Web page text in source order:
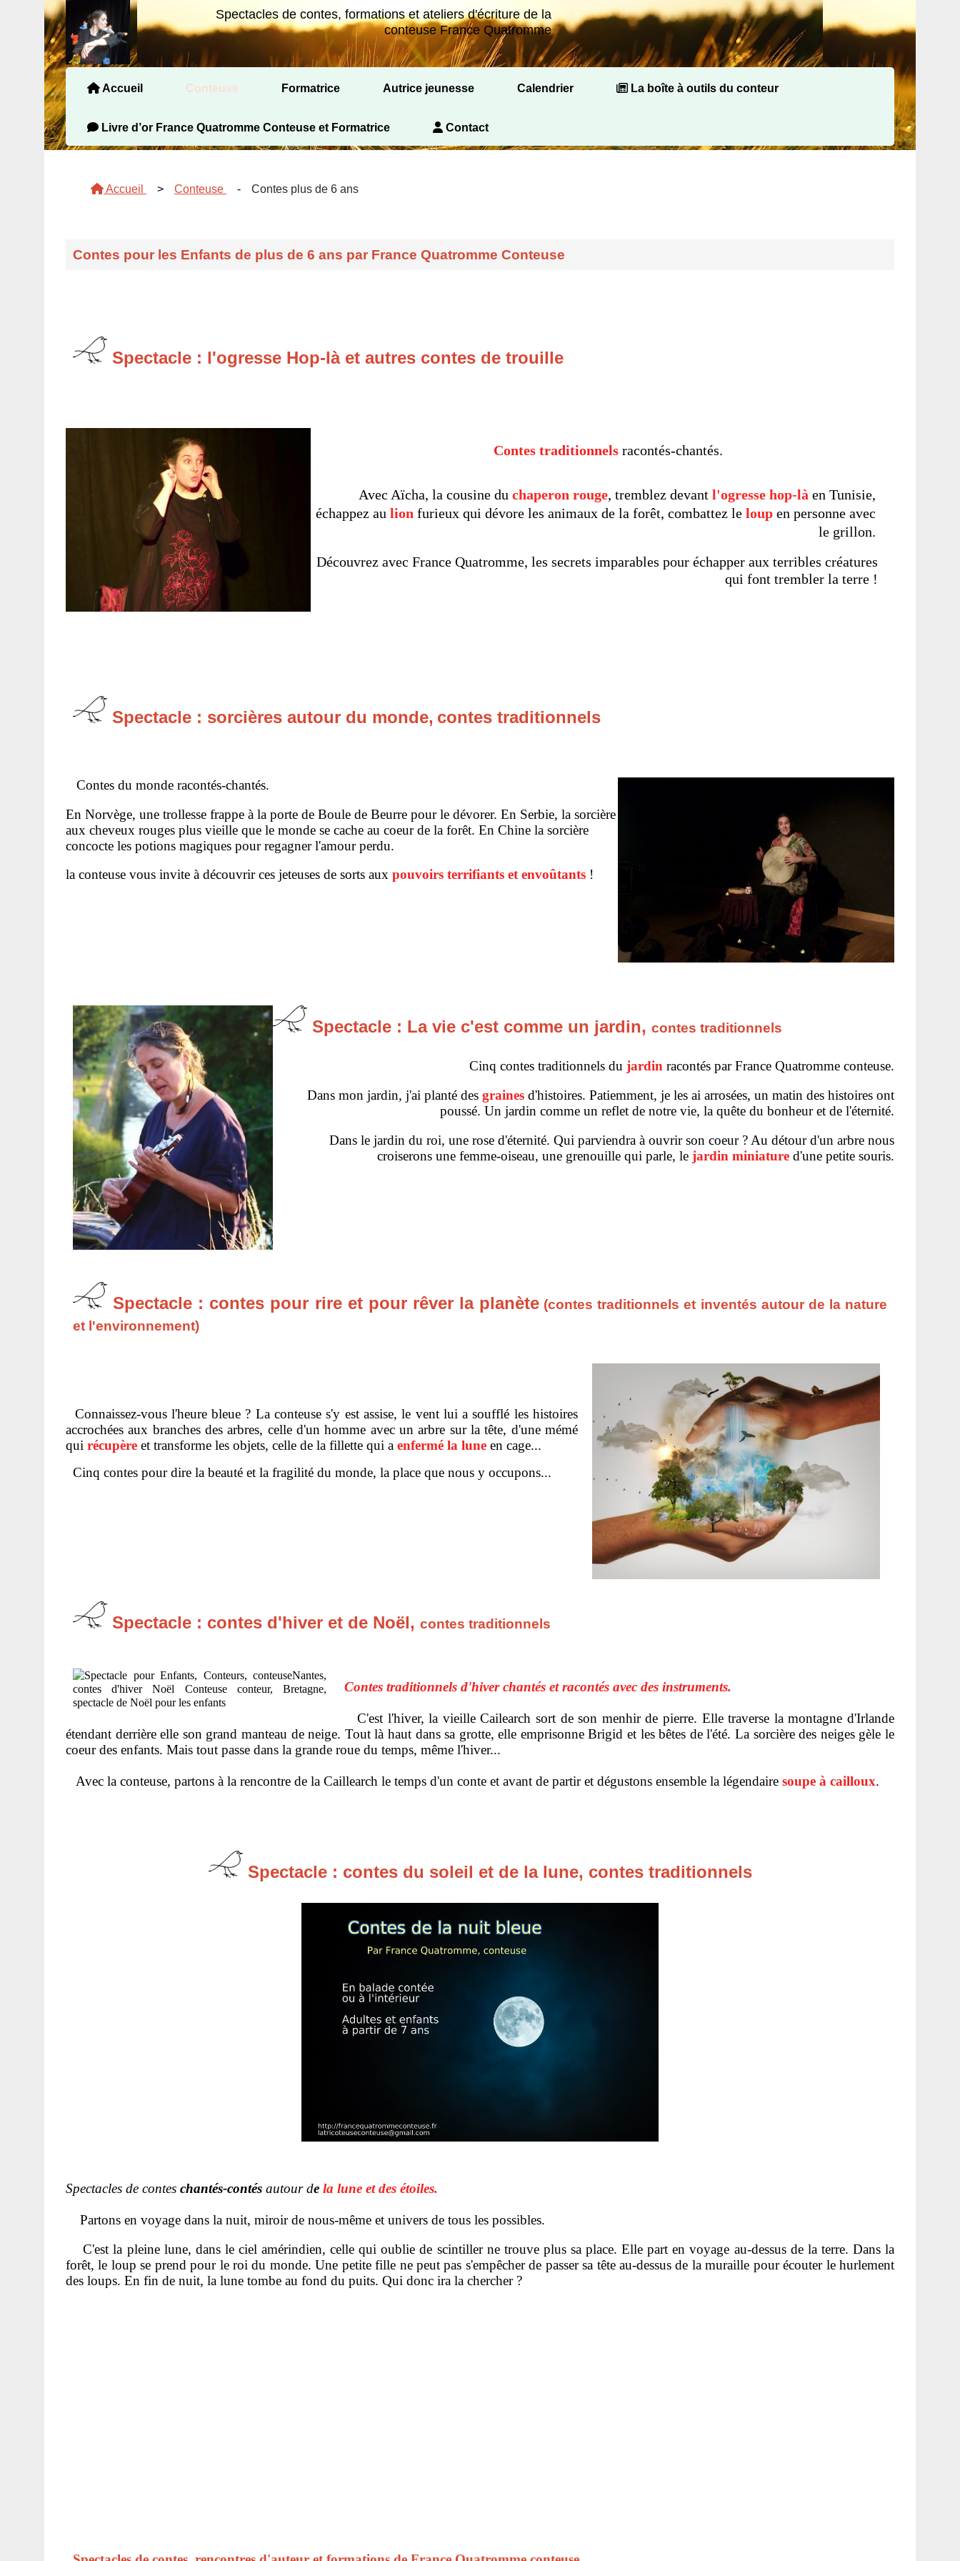
Spectacles de contes, formations et ateliers d'écriture de la
conteuse France Quatromme
Accueil Conteuse Formatrice Autrice jeunesse Calendrier La boîte à outils du conteur
Livre d’or France Quatromme Conteuse et Formatrice Contact
Accueil > Conteuse - Contes plus de 6 ans
Contes pour les Enfants de plus de 6 ans par France Quatromme Conteuse
Spectacle : l'ogresse Hop-là et autres contes de trouille
Contes traditionnelsracontés-chantés.
Avec Aïcha, la cousine du chaperon rouge, tremblez devant l'ogresse hop-là en Tunisie,
échappez au lion furieux qui dévore les animaux de la forêt, combattez le loupen personne avec
le grillon.
Découvrez avec France Quatromme, les secrets imparables pour échapper aux terribles créatures
qui font trembler la terre !
Spectacle : sorcières autour du monde, contes traditionnels
Contes du monde racontés-chantés.
En Norvège, une trollesse frappe à la porte de Boule de Beurre pour le dévorer. En Serbie, la sorcière
aux cheveux rouges plus vieille que le monde se cache au coeur de la forêt. En Chine la sorcière
concocte les potions magiques pour regagner l'amour perdu.
la conteuse vous invite à découvrir ces jeteuses de sorts aux pouvoirs terrifiants et envoûtants !
Spectacle : La vie c'est comme un jardin, contes traditionnels
Cinq contes traditionnels du jardin racontés par France Quatromme conteuse.
Dans mon jardin, j'ai planté des graines d'histoires. Patiemment, je les ai arrosées, un matin des histoires ont
poussé. Un jardin comme un reflet de notre vie, la quête du bonheur et de l'éternité.
Dans le jardin du roi, une rose d'éternité. Qui parviendra à ouvrir son coeur ? Au détour d'un arbre nous
croiserons une femme-oiseau, une grenouille qui parle, le jardin miniature d'une petite souris.
Spectacle : contes pour rire et pour rêver la planète (contes traditionnels et inventés autour de la nature
et l'environnement)
Connaissez-vous l'heure bleue ? La conteuse s'y est assise, le vent lui a soufflé les histoires
accrochées aux branches des arbres, celle d'un homme avec un arbre sur la tête, d'une mémé
qui récupère et transforme les objets, celle de la fillette qui a enfermé la lune en cage...
Cinq contes pour dire la beauté et la fragilité du monde, la place que nous y occupons...
Spectacle : contes d'hiver et de Noël, contes traditionnels
Contes traditionnels d'hiver chantés et racontés avec des instruments.
C'est l'hiver, la vieille Cailearch sort de son menhir de pierre. Elle traverse la montagne d'Irlande
étendant derrière elle son grand manteau de neige. Tout là haut dans sa grotte, elle emprisonne Brigid et les bêtes de l'été. La sorcière des neiges gèle le
coeur des enfants. Mais tout passe dans la grande roue du temps, même l'hiver...
Avec la conteuse, partons à la rencontre de la Caillearch le temps d'un conte et avant de partir et dégustons ensemble la légendaire soupe à cailloux.
Spectacle : contes du soleil et de la lune, contes traditionnels
Spectacles de contes chantés-contés autour de la lune et des étoiles.
Partons en voyage dans la nuit, miroir de nous-même et univers de tous les possibles.
C'est la pleine lune, dans le ciel amérindien, celle qui oublie de scintiller ne trouve plus sa place. Elle part en voyage au-dessus de la terre. Dans la
forêt, le loup se prend pour le roi du monde. Une petite fille ne peut pas s'empêcher de passer sa tête au-dessus de la muraille pour écouter le hurlement
des loups. En fin de nuit, la lune tombe au fond du puits. Qui donc ira la chercher ?